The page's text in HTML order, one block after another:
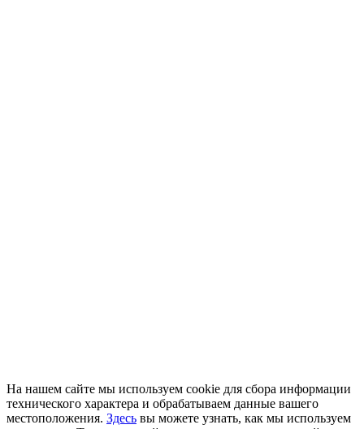
На нашем сайте мы используем cookie для сбора информации
технического характера и обрабатываем данные вашего
местоположения. Здесь вы можете узнать, как мы используем